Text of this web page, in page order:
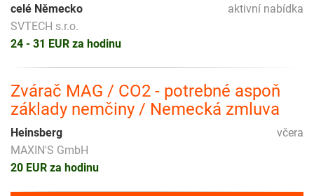
aktivní nabídka
celé Německo
SVTECH s.r.o.
24 - 31 EUR za hodinu
Zvárač MAG / CO2 - potrebné aspoň
základy nemčiny / Nemecká zmluva
včera
Heinsberg
MAXIN'S GmbH
20 EUR za hodinu